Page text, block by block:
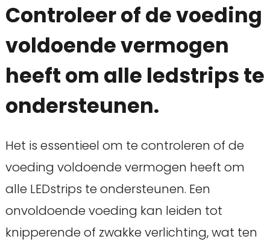
Controleer of de voeding
voldoende vermogen
heeft om alle ledstrips te
ondersteunen.
Het is essentieel om te controleren of de
voeding voldoende vermogen heeft om
alle LEDstrips te ondersteunen. Een
onvoldoende voeding kan leiden tot
knipperende of zwakke verlichting, wat ten